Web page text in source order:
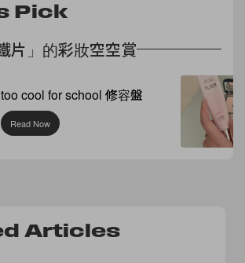
Pick
片」的彩妝空空賞
too cool for school 修容盤
Read Now
Articles